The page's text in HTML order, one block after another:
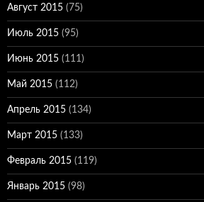
Август 2015 (75)
Июль 2015 (95)
Июнь 2015 (111)
Май 2015 (112)
Апрель 2015 (134)
Март 2015 (133)
Февраль 2015 (119)
Январь 2015 (98)